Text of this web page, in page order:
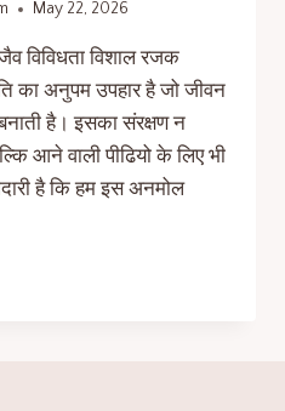
May 22, 2026
विविधता विशाल रजक
का अनुपम उपहार है जो जीवन
है। इसका संरक्षण न
आने वाली पीढियो के लिए भी
है कि हम इस अनमोल